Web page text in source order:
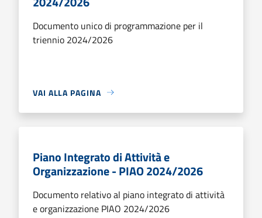
Documento unico di programmazione per il
triennio 2024/2026
VAI ALLA PAGINA
Piano Integrato di Attività e
Organizzazione - PIAO 2024/2026
Documento relativo al piano integrato di attività
e organizzazione PIAO 2024/2026